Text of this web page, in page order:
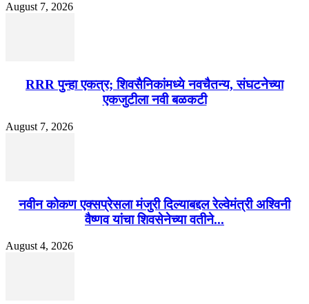
August 7, 2026
RRR पुन्हा एकत्र; शिवसैनिकांमध्ये नवचैतन्य, संघटनेच्या
एकजुटीला नवी बळकटी
August 7, 2026
नवीन कोकण एक्सप्रेसला मंजुरी दिल्याबद्दल रेल्वेमंत्री अश्विनी
वैष्णव यांचा शिवसेनेच्या वतीने...
August 4, 2026